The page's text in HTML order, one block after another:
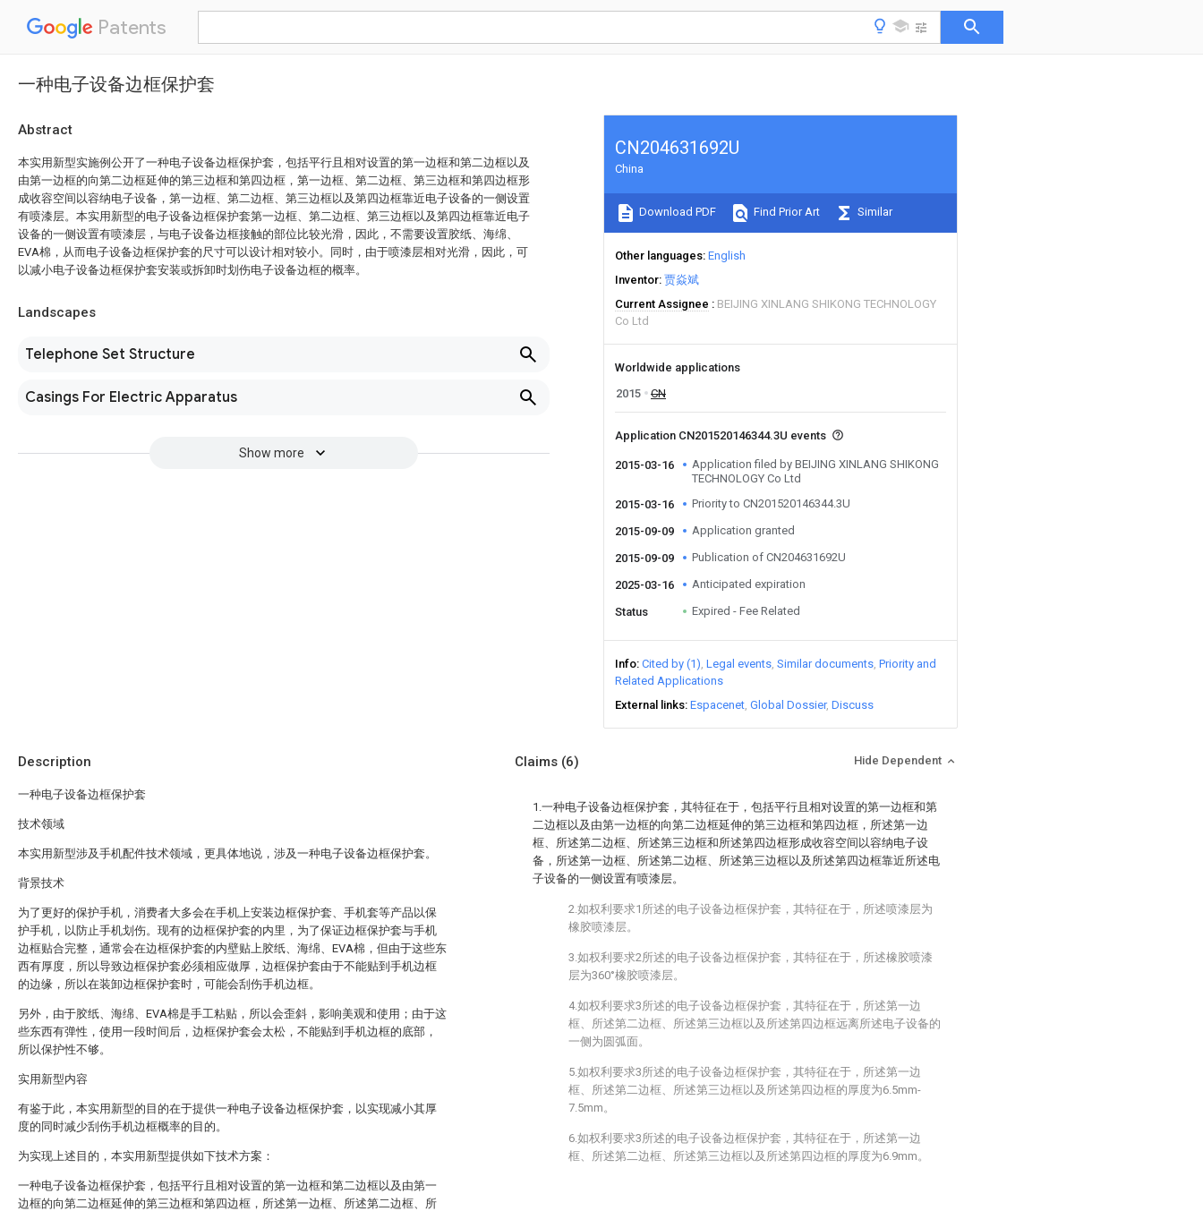
Patents
一种电子设备边框保护套
Abstract
本实用新型实施例公开了一种电子设备边框保护套，包括平行且相对设置的第一边框和第二边框以及
由第一边框的向第二边框延伸的第三边框和第四边框，第一边框、第二边框、第三边框和第四边框形
成收容空间以容纳电子设备，第一边框、第二边框、第三边框以及第四边框靠近电子设备的一侧设置
有喷漆层。本实用新型的电子设备边框保护套第一边框、第二边框、第三边框以及第四边框靠近电子
设备的一侧设置有喷漆层，与电子设备边框接触的部位比较光滑，因此，不需要设置胶纸、海绵、
EVA棉，从而电子设备边框保护套的尺寸可以设计相对较小。同时，由于喷漆层相对光滑，因此，可
以减小电子设备边框保护套安装或拆卸时划伤电子设备边框的概率。
Landscapes
Telephone Set Structure
Casings For Electric Apparatus
Show more
CN204631692U
China
Download PDF Find Prior Art Similar
Other languages English
Inventor 贾焱斌
Current Assignee
BEIJING XINLANG SHIKONG TECHNOLOGY
Co Ltd
Worldwide applications
2015
CN
Application CN201520146344.3U events
2015-03-16
Application filed by BEIJING XINLANG SHIKONG
TECHNOLOGY Co Ltd
2015-03-16
Priority to CN201520146344.3U
2015-09-09 Application granted
2015-09-09 Publication of CN204631692U
2025-03-16 Anticipated expiration
Status Expired - Fee Related
Info Cited by (1) Legal events Similar documents Priority and
Related Applications
External links Espacenet Global Dossier Discuss
Description
一种电子设备边框保护套
技术领域
本实用新型涉及手机配件技术领域，更具体地说，涉及一种电子设备边框保护套。
背景技术
为了更好的保护手机，消费者大多会在手机上安装边框保护套、手机套等产品以保
护手机，以防止手机划伤。现有的边框保护套的内里，为了保证边框保护套与手机
边框贴合完整，通常会在边框保护套的内壁贴上胶纸、海绵、EVA棉，但由于这些东
西有厚度，所以导致边框保护套必须相应做厚，边框保护套由于不能贴到手机边框
的边缘，所以在装卸边框保护套时，可能会刮伤手机边框。
另外，由于胶纸、海绵、EVA棉是手工粘贴，所以会歪斜，影响美观和使用；由于这
些东西有弹性，使用一段时间后，边框保护套会太松，不能贴到手机边框的底部，
所以保护性不够。
实用新型内容
有鉴于此，本实用新型的目的在于提供一种电子设备边框保护套，以实现减小其厚
度的同时减少刮伤手机边框概率的目的。
为实现上述目的，本实用新型提供如下技术方案：
一种电子设备边框保护套，包括平行且相对设置的第一边框和第二边框以及由第一
边框的向第二边框延伸的第三边框和第四边框，所述第一边框、所述第二边框、所
Claims (6) Hide Dependent
1.一种电子设备边框保护套，其特征在于，包括平行且相对设置的第一边框和第
二边框以及由第一边框的向第二边框延伸的第三边框和第四边框，所述第一边
框、所述第二边框、所述第三边框和所述第四边框形成收容空间以容纳电子设
备，所述第一边框、所述第二边框、所述第三边框以及所述第四边框靠近所述电
子设备的一侧设置有喷漆层。
2.如权利要求1所述的电子设备边框保护套，其特征在于，所述喷漆层为
橡胶喷漆层。
3.如权利要求2所述的电子设备边框保护套，其特征在于，所述橡胶喷漆
层为360°橡胶喷漆层。
4.如权利要求3所述的电子设备边框保护套，其特征在于，所述第一边
框、所述第二边框、所述第三边框以及所述第四边框远离所述电子设备的
一侧为圆弧面。
5.如权利要求3所述的电子设备边框保护套，其特征在于，所述第一边
框、所述第二边框、所述第三边框以及所述第四边框的厚度为6.5mm-
7.5mm。
6.如权利要求3所述的电子设备边框保护套，其特征在于，所述第一边
框、所述第二边框、所述第三边框以及所述第四边框的厚度为6.9mm。